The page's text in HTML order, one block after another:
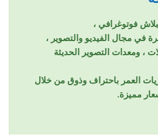
فوتوغرافي ،
في مجال الفيديو والتصوير ،
، ومعدات التصوير الحديثة
العمر باحتراف وذوق من خلال
مميزة.